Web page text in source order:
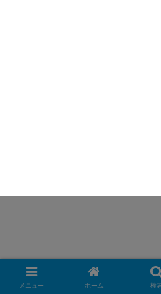
メニュー ホーム 検